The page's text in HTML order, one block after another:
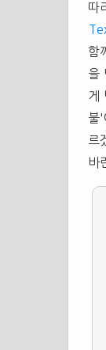
따
함
을
게
불'
르
바